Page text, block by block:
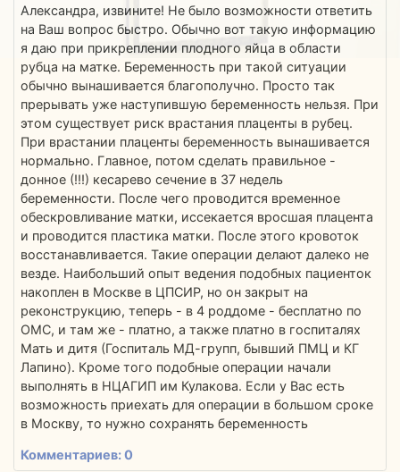
Александра, извините! Не было возможности ответить
на Ваш вопрос быстро. Обычно вот такую информацию
я даю при прикреплении плодного яйца в области
рубца на матке. Беременность при такой ситуации
обычно вынашивается благополучно. Просто так
прерывать уже наступившую беременность нельзя. При
этом существует риск врастания плаценты в рубец.
При врастании плаценты беременность вынашивается
нормально. Главное, потом сделать правильное -
донное (!!!) кесарево сечение в 37 недель
беременности. После чего проводится временное
обескровливание матки, иссекается вросшая плацента
и проводится пластика матки. После этого кровоток
восстанавливается. Такие операции делают далеко не
везде. Наибольший опыт ведения подобных пациенток
накоплен в Москве в ЦПСИР, но он закрыт на
реконструкцию, теперь - в 4 роддоме - бесплатно по
ОМС, и там же - платно, а также платно в госпиталях
Мать и дитя (Госпиталь МД-групп, бывший ПМЦ и КГ
Лапино). Кроме того подобные операции начали
выполнять в НЦАГИП им Кулакова. Если у Вас есть
возможность приехать для операции в большом сроке
в Москву, то нужно сохранять беременность
Комментариев: 0